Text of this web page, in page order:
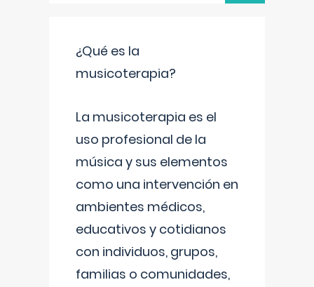
¿Qué es la
musicoterapia?
La musicoterapia es el
uso profesional de la
música y sus elementos
como una intervención en
ambientes médicos,
educativos y cotidianos
con individuos, grupos,
familias o comunidades,